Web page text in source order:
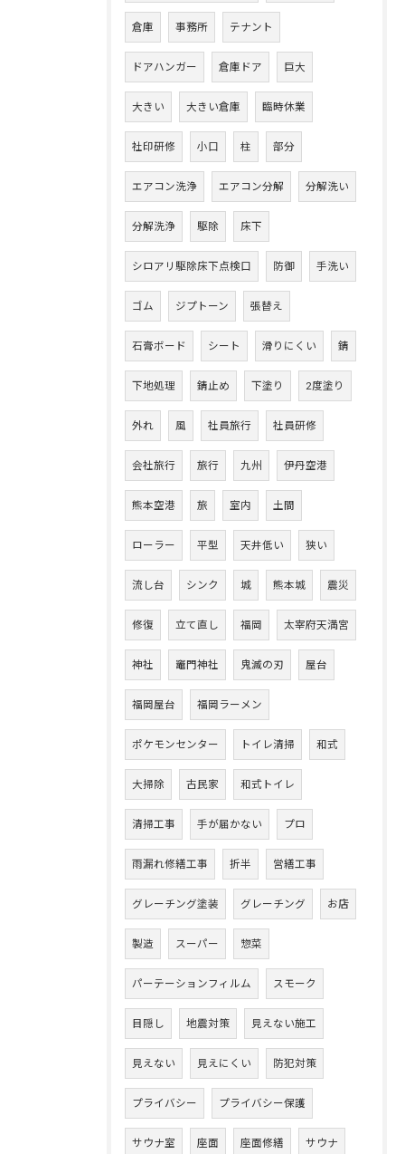
倉庫 事務所 テナント
ドアハンガー 倉庫ドア 巨大
大きい 大きい倉庫 臨時休業
社印研修 小口 柱 部分
エアコン洗浄 エアコン分解 分解洗い
分解洗浄 駆除 床下
シロアリ駆除床下点検口 防御 手洗い
ゴム ジプトーン 張替え
石膏ボード シート 滑りにくい 錆
下地処理 錆止め 下塗り 2度塗り
外れ 風 社員旅行 社員研修
会社旅行 旅行 九州 伊丹空港
熊本空港 旅 室内 土間
ローラー 平型 天井低い 狭い
流し台 シンク 城 熊本城 震災
修復 立て直し 福岡 太宰府天満宮
神社 竈門神社 鬼滅の刃 屋台
福岡屋台 福岡ラーメン
ポケモンセンター トイレ清掃 和式
大掃除 古民家 和式トイレ
清掃工事 手が届かない プロ
雨漏れ修繕工事 折半 営繕工事
グレーチング塗装 グレーチング お店
製造 スーパー 惣菜
パーテーションフィルム スモーク
目隠し 地震対策 見えない施工
見えない 見えにくい 防犯対策
プライバシー プライバシー保護
サウナ室 座面 座面修繕 サウナ